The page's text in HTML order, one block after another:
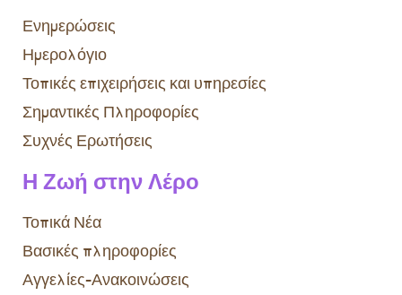
Ενημερώσεις
Ημερολόγιο
Τοπικές επιχειρήσεις και υπηρεσίες
Σημαντικές Πληροφορίες
Συχνές Ερωτήσεις
Η Ζωή στην Λέρο
Τοπικά Νέα
Βασικές πληροφορίες
Αγγελίες-Ανακοινώσεις